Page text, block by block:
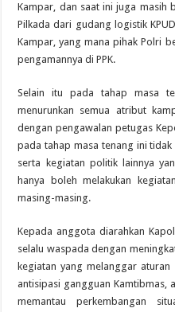
Kampar, dan saat ini juga masih
Pilkada dari gudang logistik
Kampar, yang mana pihak Polri
pengamannya di PPK.
Selain itu pada tahap masa
menurunkan semua atribut
dengan pengawalan petugas
pada tahap masa tenang ini
serta kegiatan politik lainnya
hanya boleh melakukan
masing-masing.
Kepada anggota diarahkan
selalu waspada dengan
kegiatan yang melanggar
antisipasi gangguan Kamtibmas,
memantau perkembangan